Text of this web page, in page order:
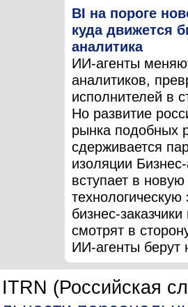
BI на пороге
куда движется
аналитика
ИИ-агенты
аналитиков,
исполнителей в
Но развитие
рынка подобных
сдерживается
изоляции
вступает в новую
технологическую
бизнес-
смотрят в
ИИ-агенты берут
(Российская